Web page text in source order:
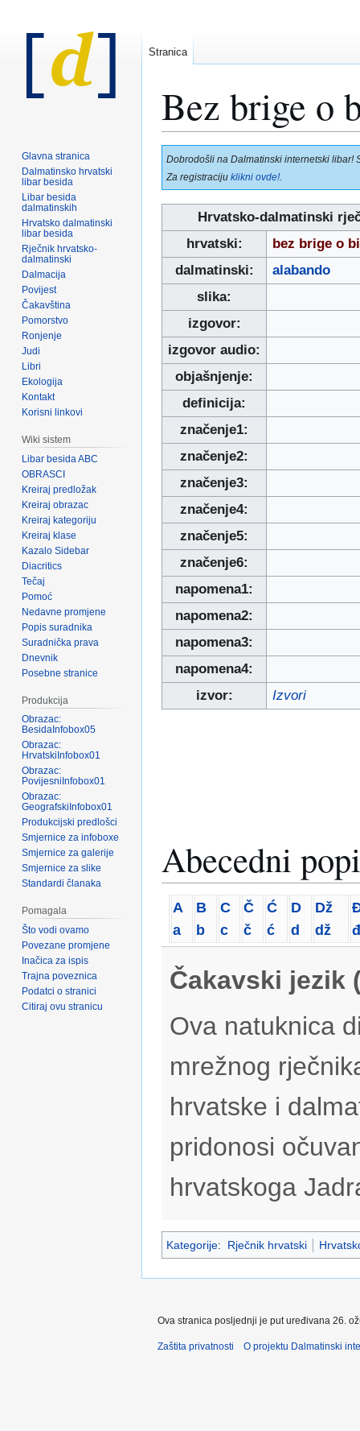
Bez brige o
Prijeđi
na
navigaciju
Prijeđi
na
pretraživanje
Dobrodošli na Dalmatinski internetski libar!
Za registraciju klikni ovde!
Hrvatsko-dalmatinski
hrvatski:
bez brige o
dalmatinski:
alabando
slika:
izgovor:
izgovor audio:
objašnjenje:
definicija:
značenje1:
značenje2:
značenje3:
značenje4:
značenje5:
značenje6:
napomena1:
napomena2:
napomena3:
napomena4:
izvor:
Izvori
Abecedni
A
a
B
b
C
c
Č
č
Ć
ć
D
d
Dž
dž
đ
Čakavski jezik
Ova natuknica
mrežnog
hrvatske i
pridonosi
hrvatskoga
Kategorije: Rječnik hrvatski
Stranica
Glavna stranica
Dalmatinsko hrvatski
libar besida
Libar besida
dalmatinskih
Hrvatsko dalmatinski
libar besida
Rječnik hrvatsko-
dalmatinski
Dalmacija
Povijest
Čakavština
Pomorstvo
Ronjenje
Judi
Libri
Ekologija
Kontakt
Korisni linkovi
Wiki sistem
Libar besida ABC
OBRASCI
Kreiraj predložak
Kreiraj obrazac
Kreiraj kategoriju
Kreiraj klase
Kazalo Sidebar
Diacritics
Tečaj
Pomoć
Nedavne promjene
Popis suradnika
Suradnička prava
Dnevnik
Posebne stranice
Produkcija
Obrazac:
BesidaInfobox05
Obrazac:
HrvatskiInfobox01
Obrazac:
PovijesniInfobox01
Obrazac:
GeografskiInfobox01
Produkcijski predlošci
Smjernice za infoboxe
Smjernice za galerije
Smjernice za slike
Standardi članaka
Pomagala
Što vodi ovamo
Povezane promjene
Inačica za ispis
Trajna poveznica
Podatci o stranici
Citiraj ovu stranicu
Ova stranica posljednji je put uređivana 26.
Zaštita privatnosti O projektu Dalmatinski